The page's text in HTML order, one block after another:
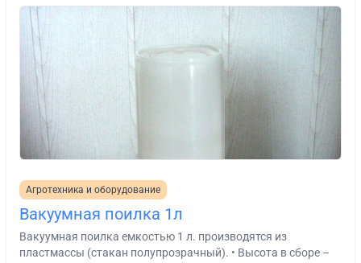
Агротехника и оборудование
Вакуумная поилка 1л
Вакуумная поилка емкостью 1 л. производятся из
пластмассы (стакан полупрозрачный). • Высота в сборе –